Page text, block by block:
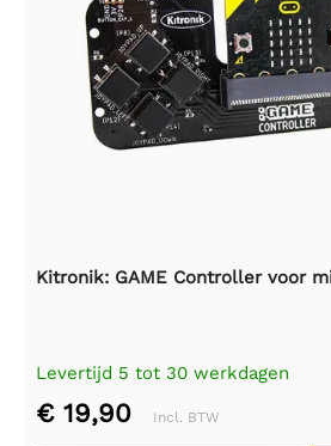
Kitronik: GAME Controller voor
Levertijd 5 tot 30 werkdagen
€ 19,90 Incl. BTW